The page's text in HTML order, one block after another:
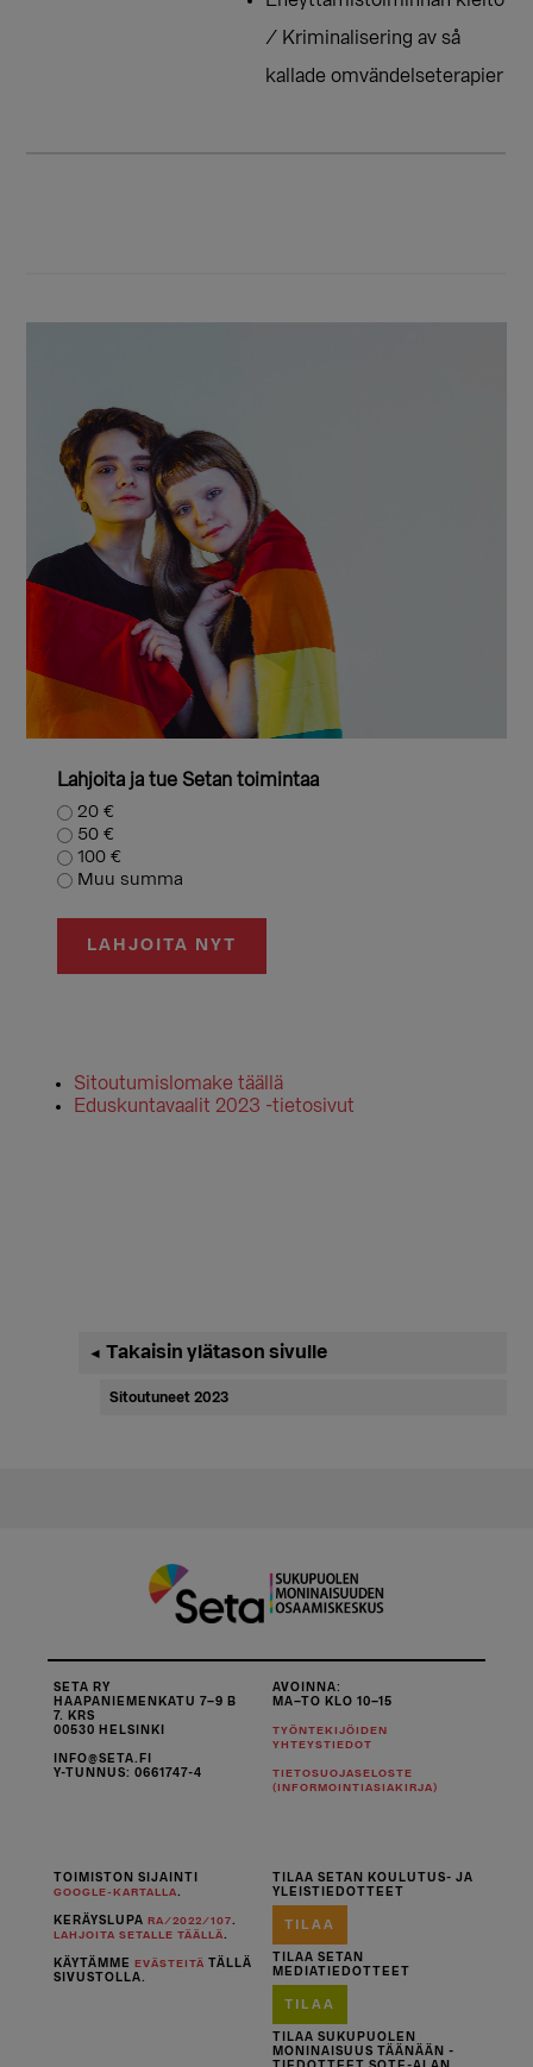
/ Kriminalisering av så
kallade omvändelseterapier
Lahjoita ja tue Setan toimintaa
20 €
50 €
100 €
Muu summa
LAHJOITA NYT
Sitoutumislomake täällä
Eduskuntavaalit 2023 -tietosivut
Ensisijainen
sivupalkki
◄ Takaisin ylätason sivulle
Sitoutuneet 2023
SETA RY
HAAPANIEMENKATU 7–9 B
7. KRS
00530 HELSINKI
INFO@SETA.FI
Y-TUNNUS: 0661747-4
AVOINNA:
MA–TO KLO 10–15
TYÖNTEKIJÖIDEN
YHTEYSTIEDOT
TIETOSUOJASELOSTE
(INFORMOINTIASIAKIRJA)
TOIMISTON SIJAINTI
GOOGLE-KARTALLA.
KERÄYSLUPARA/2022/107.
LAHJOITA SETALLE TÄÄLLÄ.
KÄYTÄMMEEVÄSTEITÄ TÄLLÄ
SIVUSTOLLA.
TILAA SETAN KOULUTUS- JA
YLEISTIEDOTTEET
TILAA
TILAA SETAN
MEDIATIEDOTTEET
TILAA
TILAA SUKUPUOLEN
MONINAISUUS TÄÄNÄÄN -